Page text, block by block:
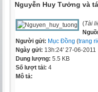
Nguyễn Huy Tưởng và
(Tài
Người gửi: Mục Đồng (trang
Ngày gửi: 13h:24' 27-06-2011
Dung lượng: 5.5 KB
Số lượt tải: 4
Mô tả: